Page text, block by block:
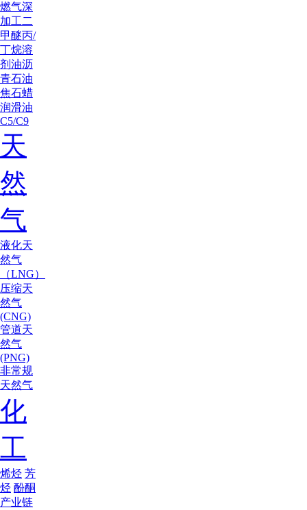
燃气深
加工二
甲醚丙/
丁烷溶
剂油沥
青石油
焦石蜡
润滑油
C5/C9
天
然
气
液化天
然气
（LNG）
压缩天
然气
(CNG)
管道天
然气
(PNG)
非常规
天然气
化
工
烯烃 芳
烃 酚酮
产业链